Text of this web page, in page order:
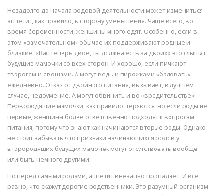
Незадолго до начала родовой деятельности может измениться
аппетит, как правило, в сторону уменьшения. Чаще всего, во
время беременности, женщины много едят. Особенно, если в
этом «замечательном» обычае их поддерживают родные и
близкие. «Вас теперь двое, ты должна есть за двоих» это слышат
будущие мамочки со всех сторон. И хорошо, если пичкают
творогом и овощами. А могут ведь и пирожками «баловать»
ежедневно. Отказ от двойного питания, вызывает, в лучшем
случае, недоумение. А могут обвинить и во «вредительстве»!
Первородящие мамочки, как правило, теряются, но если роды не
первые, женщины более ответственно подходят к вопросам
питания, потому что знают как начинаются вторые роды. Однако
не стоит забывать что признаки начинающихся родов у
второродящих будущих мамочек могут отсутствовать вообще
или быть немного другими.
Но перед самыми родами, аппетит внезапно пропадает. И все
равно, что скажут дорогие родственники. Это разумный организм